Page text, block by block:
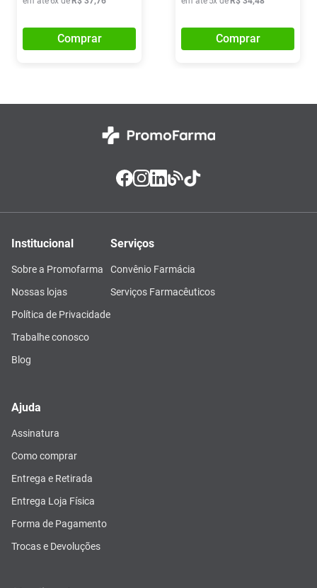
Comprar Comprar
Institucional
Sobre a Promofarma
Nossas lojas
Política de Privacidade
Trabalhe conosco
Blog
Serviços
Convênio Farmácia
Serviços Farmacêuticos
Ajuda
Assinatura
Como comprar
Entrega e Retirada
Entrega Loja Física
Forma de Pagamento
Trocas e Devoluções